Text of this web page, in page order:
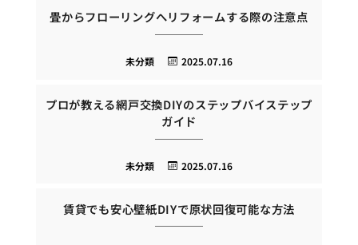
畳からフローリングへリフォームする際の注意点
2025.07.16
未分類
プロが教える網戸交換DIYのステップバイステップ
ガイド
2025.07.16
未分類
賃貸でも安心壁紙DIYで原状回復可能な方法